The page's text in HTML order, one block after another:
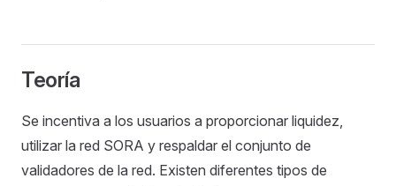
Teoría
Se incentiva a los usuarios a proporcionar liquidez,
utilizar la red SORA y respaldar el conjunto de
validadores de la red. Existen diferentes tipos de